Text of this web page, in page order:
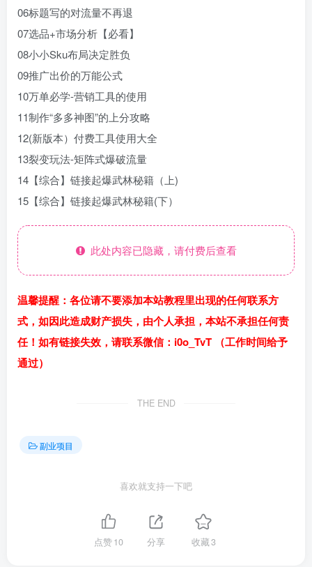
06标题写的对流量不再退
07选品+市场分析【必看】
08小小Sku布局决定胜负
09推广出价的万能公式
10万单必学-营销工具的使用
11制作“多多神图”的上分攻略
12(新版本）付费工具使用大全
13裂变玩法-矩阵式爆破流量
14【综合】链接起爆武林秘籍（上)
15【综合】链接起爆武林秘籍(下）
此处内容已隐藏，请付费后查看
温馨提醒：各位请不要添加本站教程里出现的任何联系方
式，如因此造成财产损失，由个人承担，本站不承担任何责
任！如有链接失效，请联系微信：i0o_TvT （工作时间给予
通过）
THE END
副业项目
喜欢就支持一下吧
点赞10 分享 收藏3